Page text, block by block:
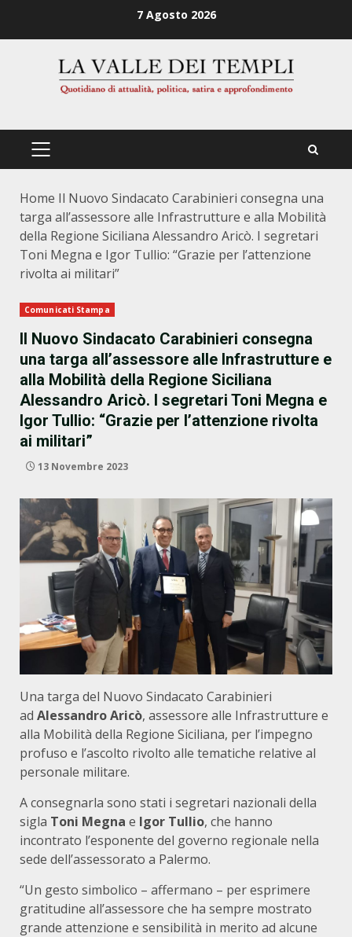
7 Agosto 2026
PRIMÄRES
Home Il Nuovo Sindacato Carabinieri consegna una
targa all’assessore alle Infrastrutture e alla Mobilità
della Regione Siciliana Alessandro Aricò. I segretari
Toni Megna e Igor Tullio: “Grazie per l’attenzione
rivolta ai militari”
Comunicati Stampa
Il Nuovo Sindacato Carabinieri consegna
una targa all’assessore alle Infrastrutture e
alla Mobilità della Regione Siciliana
Alessandro Aricò. I segretari Toni Megna e
Igor Tullio: “Grazie per l’attenzione rivolta
ai militari”
13 Novembre 2023
Una targa del Nuovo Sindacato Carabinieri
ad Alessandro Aricò, assessore alle Infrastrutture e
alla Mobilità della Regione Siciliana, per l’impegno
profuso e l’ascolto rivolto alle tematiche relative al
personale militare.
A consegnarla sono stati i segretari nazionali della
sigla Toni Megna e Igor Tullio, che hanno
incontrato l’esponente del governo regionale nella
sede dell’assessorato a Palermo.
“Un gesto simbolico – affermano – per esprimere
gratitudine all’assessore che ha sempre mostrato
grande attenzione e sensibilità in merito ad alcune